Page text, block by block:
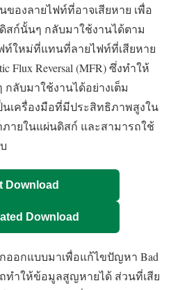
องลายไฟท์ที่อาจเสียหาย เพื่อ
สก์นั้นๆ กลับมาใช้งานได้ตาม
ท์ใหม่ที่แทนที่ลายไฟท์ที่เสียหาย
Flux Reversal (MFR) ซึ่งทำให้
ลับมาใช้งานได้อย่างเต็ม
เครื่องมือที่มีประสิทธิภาพสูงใน
ายในแผ่นดิสก์ และสามารถใช้
Download
Download
ออกแบบมาเพื่อแก้ไขปัญหา Bad
ทำให้ข้อมูลสูญหายได้ ส่วนที่เสีย